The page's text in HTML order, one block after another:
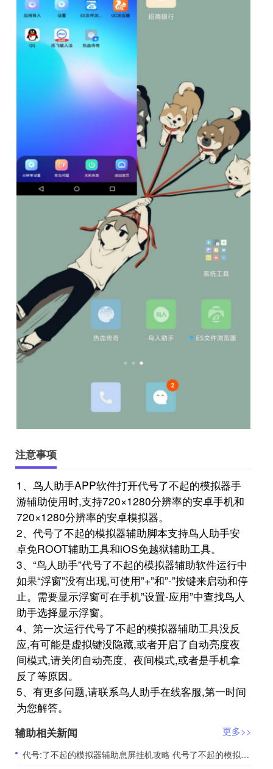
注意事项
1、鸟人助手APP软件打开代号了不起的模拟器手
游辅助使用时,支持720×1280分辨率的安卓手机和
720×1280分辨率的安卓模拟器。
2、代号了不起的模拟器辅助脚本支持鸟人助手安
卓免ROOT辅助工具和iOS免越狱辅助工具。
3、“鸟人助手”代号了不起的模拟器辅助软件运行中
如果“浮窗”没有出现,可使用”+”和”-”按键来启动和停
止。需要显示浮窗可在手机”设置-应用”中查找鸟人
助手选择显示浮窗。
4、第一次运行代号了不起的模拟器辅助工具没反
应,有可能是虚拟键没隐藏,或者开启了自动亮度夜
间模式,请关闭自动亮度、夜间模式,或者是手机拿
反了等原因。
5、有更多问题,请联系鸟人助手在线客服,第一时间
为您解答。
辅助相关新闻
更多>>
​代号:了不起的模拟器辅助息屏挂机攻略 代号了不起的模拟器好玩吗